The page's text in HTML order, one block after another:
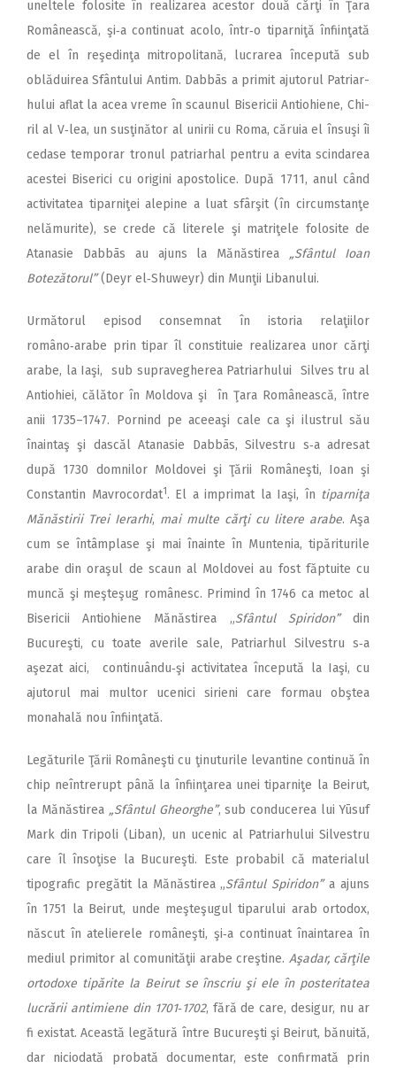
uneltele folosite în realizarea acestor două cărţi în Ţara
Românească, şi‑a continuat acolo, într‑o tipar­niţă înfiinţată
de el în reşedinţa mitropolitană, lucrarea începută sub
oblăduirea Sfântului Antim. Dabbās a primit ajutorul Patriar­
hului aflat la acea vreme în scaunul Bisericii Antiohiene, Chi­
ril al V‑lea, un susţinător al unirii cu Roma, căruia el însuşi îi
cedase temporar tronul patriarhal pentru a evita scindarea
acestei Biserici cu origini apostolice. După 1711, anul când
activitatea tiparniţei alepine a luat sfârşit (în circumstanţe
nelămurite), se crede că literele şi matriţele folosite de
Atanasie Dabbās au ajuns la Mănăstirea „Sfântul Ioan
Botezătorul”(Deyr el‑Shuweyr) din Munţii Libanului.
Următorul episod consemnat în istoria relaţiilor
româno‑arabe prin tipar îl constituie realizarea unor cărţi
arabe, la Iaşi, sub su­­pra­vegherea Patriarhului Sil­ves­­­ tru al
Antiohiei, călător în Moldova şi în Ţara Românească, între
anii 1735–1747. Pornind pe aceeaşi cale ca şi ilustrul său
înaintaş şi dascăl Atanasie Dabbās, Silvestru s‑a adresat
după 1730 domnilor Moldovei şi Ţării Româneşti, Ioan şi
Constantin Mavrocordat1. El a imprimat la Iaşi, în tiparniţa
Mănăstirii Trei Ierarhi, mai multe cărţi cu litere arabe. Aşa
cum se întâmplase şi mai înainte în Muntenia, tipăriturile
arabe din oraşul de scaun al Moldovei au fost făptuite cu
muncă şi meşteşug românesc. Primind în 1746 ca metoc al
Bisericii Antiohiene Mănăstirea „Sfântul Spiridon”din
Bucureşti, cu toate averile sale, Patriarhul Silvestru s‑a
aşezat aici, continuându‑şi activitatea începută la Iaşi, cu
ajutorul mai multor ucenici sirieni care formau obştea
monahală nou înfiinţată.
Legăturile Ţării Româneşti cu ţinuturile levantine continuă în
chip neîntrerupt până la înfiinţarea unei tiparniţe la Beirut,
la Mănăstirea „Sfântul Gheorghe”, sub conducerea lui Yūsuf
Mark din Tripoli (Liban), un ucenic al Patriarhului Silvestru
care îl însoţise la Bucureşti. Este probabil că materialul
tipografic pregătit la Mănăstirea „Sfântul Spiridon”a ajuns
în 1751 la Beirut, unde meşteşugul tiparului arab ortodox,
născut în atelierele româneşti, şi‑a continuat înaintarea în
mediul primitor al comunităţii arabe creştine. Aşadar, cărţile
ortodoxe tipărite la Beirut se înscriu şi ele în posteritatea
lucrării antimiene din 1701‑1702, fără de care, desigur, nu ar
fi existat. Această legătură între Bucureşti şi Beirut, bănuită,
dar niciodată probată documentar, este confirmată prin